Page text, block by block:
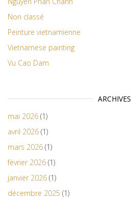
Non classé
Peinture vietnamienne
Vietnamese painting
Vu Cao Dam
ARCHIVES
mai 2026 (1)
avril 2026 (1)
mars 2026 (1)
février 2026 (1)
janvier 2026 (1)
décembre 2025 (1)